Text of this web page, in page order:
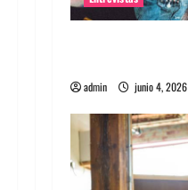
admin junio 4, 2026